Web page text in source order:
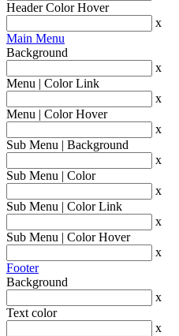
Header Color Hover
x
Main Menu
Background
x
Menu | Color Link
x
Menu | Color Hover
x
Sub Menu | Background
x
Sub Menu | Color
x
Sub Menu | Color Link
x
Sub Menu | Color Hover
x
Footer
Background
x
Text color
x